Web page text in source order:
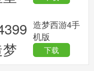
造梦西游4手
机版
下载